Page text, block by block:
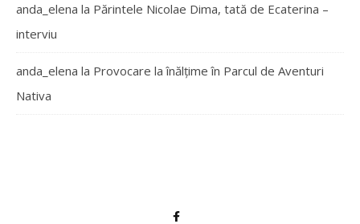
anda_elena la Părintele Nicolae Dima, tată de Ecaterina –
interviu
anda_elena la Provocare la înălțime în Parcul de Aventuri
Nativa